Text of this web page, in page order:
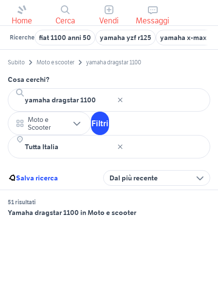
Home Cerca Vendi Messaggi
Ricerche fiat 1100 anni 50 yamaha yzf r125 yamaha x-max
Subito Moto e scooter yamaha dragstar 1100
Cosa cerchi?
Moto e
Scooter
Filtri
Salva ricerca Dal più recente
51 risultati
Yamaha dragstar 1100 in Moto e scooter